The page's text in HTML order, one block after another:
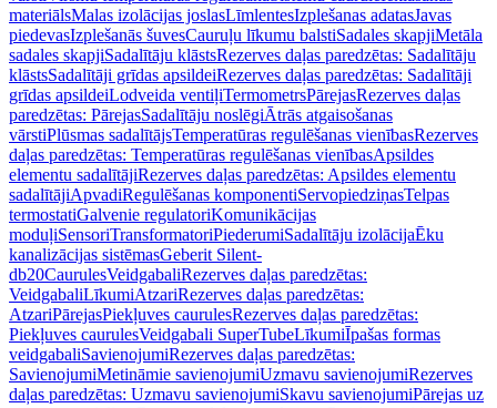
materiālsMalas izolācijas joslasLīmlentesIzplešanas adatasJavas
piedevasIzplešanās šuvesCauruļu līkumu balstiSadales skapjiMetāla
sadales skapjiSadalītāju klāstsRezerves daļas paredzētas: Sadalītāju
klāstsSadalītāji grīdas apsildeiRezerves daļas paredzētas: Sadalītāji
grīdas apsildeiLodveida ventiļiTermometrsPārejasRezerves daļas
paredzētas: PārejasSadalītāju noslēgiĀtrās atgaisošanas
vārstiPlūsmas sadalītājsTemperatūras regulēšanas vienībasRezerves
daļas paredzētas: Temperatūras regulēšanas vienībasApsildes
elementu sadalītājiRezerves daļas paredzētas: Apsildes elementu
sadalītājiApvadiRegulēšanas komponentiServopiedziņasTelpas
termostatiGalvenie regulatoriKomunikācijas
moduļiSensoriTransformatoriPiederumiSadalītāju izolācijaĒku
kanalizācijas sistēmasGeberit Silent-
db20CaurulesVeidgabaliRezerves daļas paredzētas:
VeidgabaliLīkumiAtzariRezerves daļas paredzētas:
AtzariPārejasPiekļuves caurulesRezerves daļas paredzētas:
Piekļuves caurulesVeidgabali SuperTubeLīkumiĪpašas formas
veidgabaliSavienojumiRezerves daļas paredzētas:
SavienojumiMetināmie savienojumiUzmavu savienojumiRezerves
daļas paredzētas: Uzmavu savienojumiSkavu savienojumiPārejas uz